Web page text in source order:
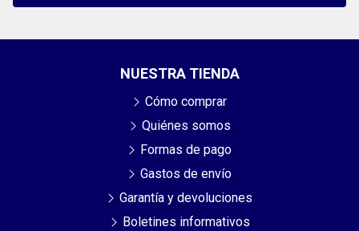
NUESTRA TIENDA
Cómo comprar
Quiénes somos
Formas de pago
Gastos de envío
Garantía y devoluciones
Boletines informativos